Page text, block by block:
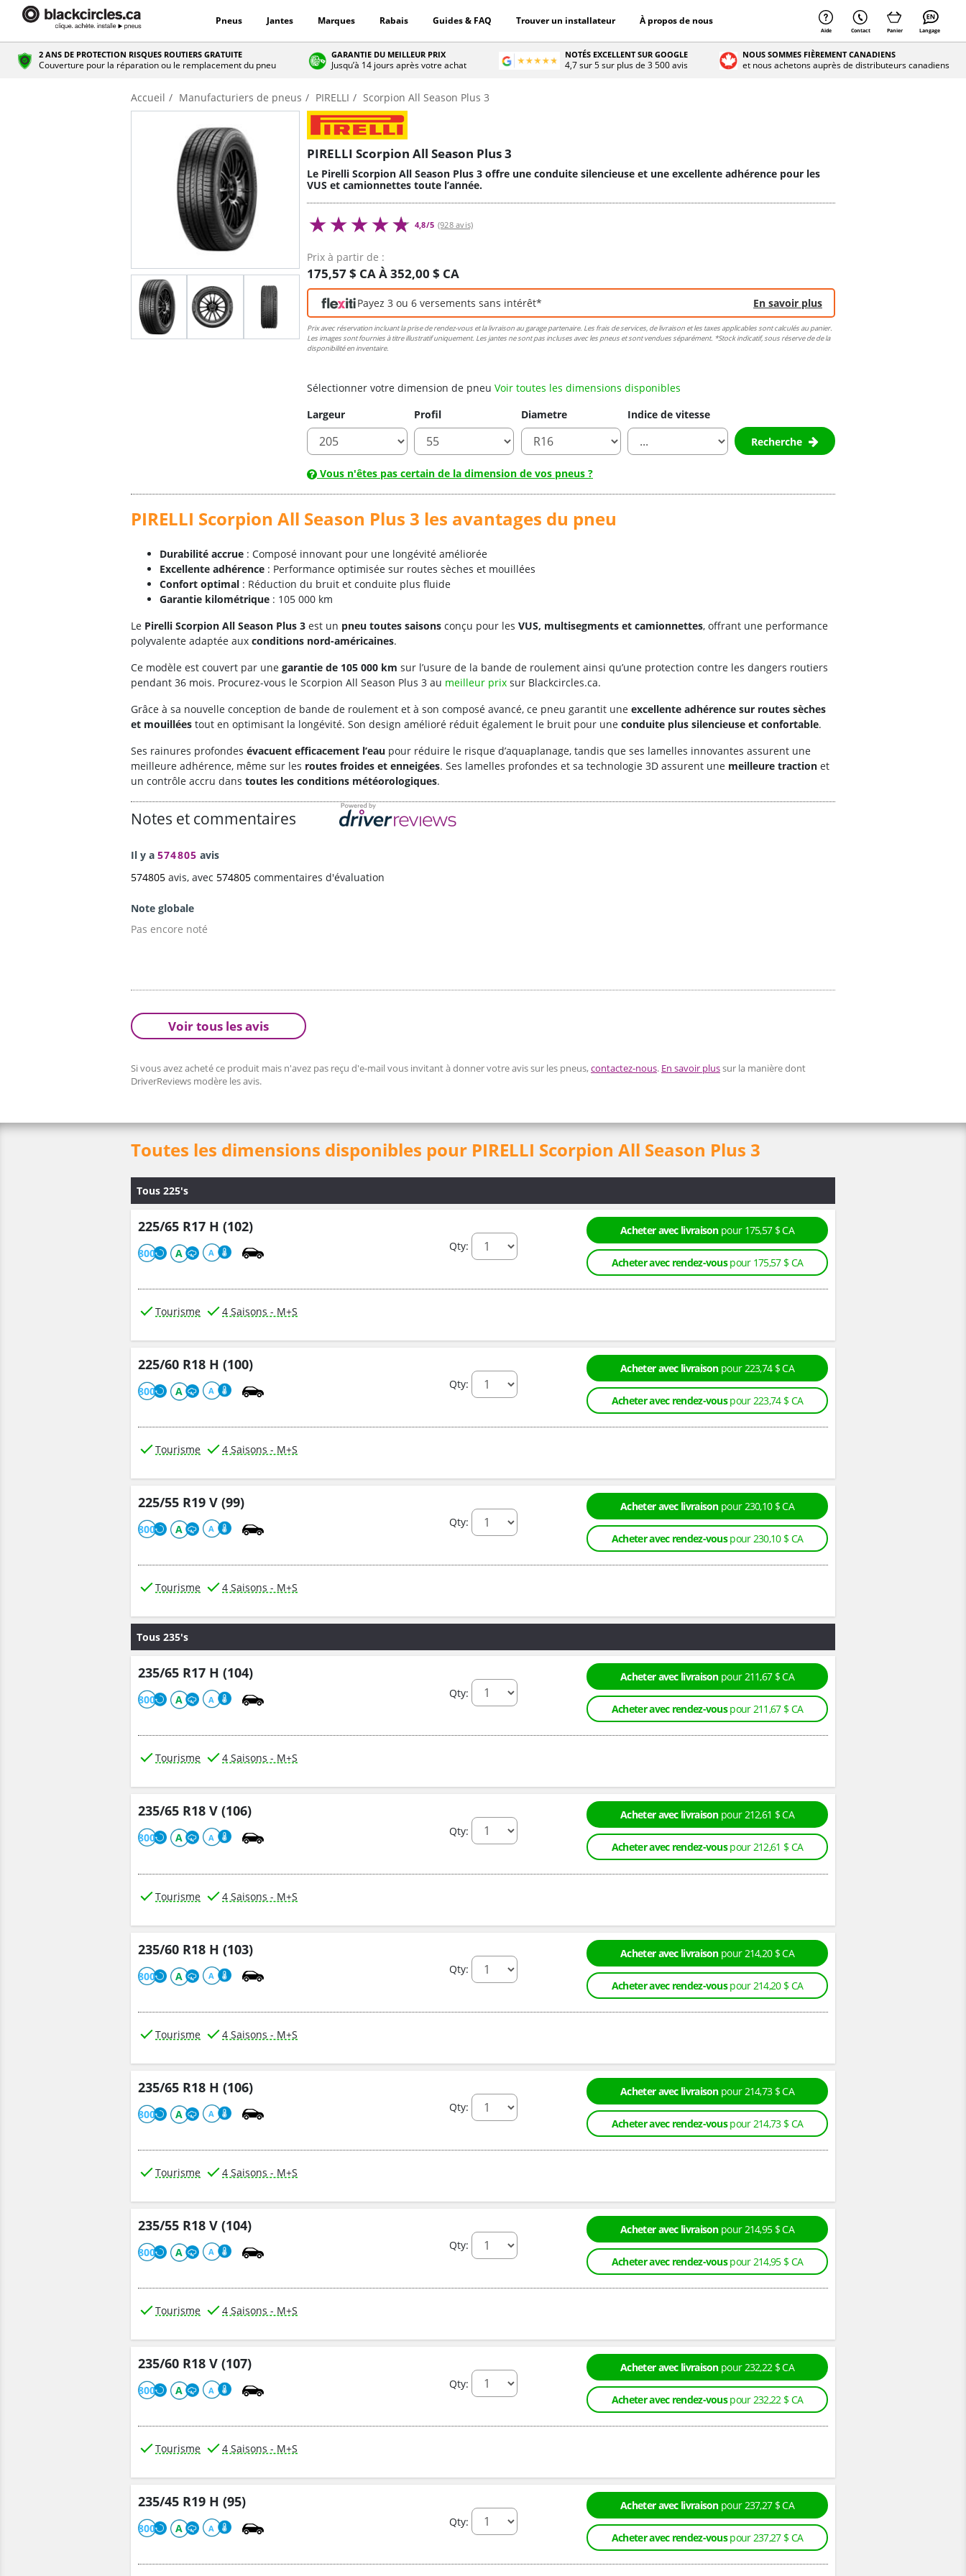
Pneus Jantes Marques Rabais Guides & FAQ Trouver un installateur À propos de nous
Aide Contact Panier Langage
2 ANS DE PROTECTION RISQUES ROUTIERS GRATUITE
Couverture pour la réparation ou le remplacement du pneu
GARANTIE DU MEILLEUR PRIX
Jusqu’à 14 jours après votre achat
NOTÉS EXCELLENT SUR GOOGLE
4,7 sur 5 sur plus de 3 500 avis
NOUS SOMMES FIÈREMENT CANADIENS
et nous achetons auprès de distributeurs canadiens
Accueil Manufacturiers de pneus PIRELLI Scorpion All Season Plus 3
PIRELLI Scorpion All Season Plus 3
Le Pirelli Scorpion All Season Plus 3 offre une conduite silencieuse et une excellente adhérence pour les
VUS et camionnettes toute l’année.
4,8/5 (928 avis)
Prix à partir de :
175,57 $ CA À 352,00 $ CA
Payez 3 ou 6 versements sans intérêt* En savoir plus
Prix avec réservation incluant la prise de rendez-vous et la livraison au garage partenaire. Les frais de services, de livraison et les taxes applicables sont calculés au panier.
Les images sont fournies à titre illustratif uniquement. Les jantes ne sont pas incluses avec les pneus et sont vendues séparément. *Stock indicatif, sous réserve de de la
disponibilité en inventaire.
Sélectionner votre dimension de pneu Voir toutes les dimensions disponibles
Largeur
Profil Diametre
Indice de vitesse
Recherche
Vous n'êtes pas certain de la dimension de vos pneus ?
PIRELLI Scorpion All Season Plus 3 les avantages du pneu
Durabilité accrue : Composé innovant pour une longévité améliorée
Excellente adhérence : Performance optimisée sur routes sèches et mouillées
Confort optimal : Réduction du bruit et conduite plus fluide
Garantie kilométrique : 105 000 km
Le Pirelli Scorpion All Season Plus 3 est un pneu toutes saisons conçu pour les VUS, multisegments et camionnettes, offrant une performance
polyvalente adaptée aux conditions nord-américaines.
Ce modèle est couvert par une garantie de 105 000 km sur l’usure de la bande de roulement ainsi qu’une protection contre les dangers routiers
pendant 36 mois. Procurez-vous le Scorpion All Season Plus 3 au meilleur prix sur Blackcircles.ca.
Grâce à sa nouvelle conception de bande de roulement et à son composé avancé, ce pneu garantit une excellente adhérence sur routes sèches
et mouillées tout en optimisant la longévité. Son design amélioré réduit également le bruit pour une conduite plus silencieuse et confortable.
Ses rainures profondes évacuent efficacement l’eau pour réduire le risque d’aquaplanage, tandis que ses lamelles innovantes assurent une
meilleure adhérence, même sur les routes froides et enneigées. Ses lamelles profondes et sa technologie 3D assurent une meilleure traction et
un contrôle accru dans toutes les conditions météorologiques.
Notes et commentaires
Il y a 574805 avis
574805 avis, avec 574805 commentaires d'évaluation
Note globale
Pas encore noté
Voir tous les avis
Si vous avez acheté ce produit mais n'avez pas reçu d'e-mail vous invitant à donner votre avis sur les pneus,contactez-nous. En savoir plussur la manière dont
DriverReviews modère les avis.
Toutes les dimensions disponibles pour PIRELLI Scorpion All Season Plus 3
Tous 225's
225/65 R17 H (102)
800 A A Qty:
Acheter avec livraison pour 175,57 $ CA
Acheter avec rendez-vouspour 175,57 $ CA
Tourisme 4 Saisons - M+S
225/60 R18 H (100)
800 A A Qty:
Acheter avec livraison pour 223,74 $ CA
Acheter avec rendez-vouspour 223,74 $ CA
Tourisme 4 Saisons - M+S
225/55 R19 V (99)
800 A A Qty:
Acheter avec livraison pour 230,10 $ CA
Acheter avec rendez-vouspour 230,10 $ CA
Tourisme 4 Saisons - M+S
Tous 235's
235/65 R17 H (104)
800 A A Qty:
Acheter avec livraison pour 211,67 $ CA
Acheter avec rendez-vouspour 211,67 $ CA
Tourisme 4 Saisons - M+S
235/65 R18 V (106)
800 A A Qty:
Acheter avec livraison pour 212,61 $ CA
Acheter avec rendez-vouspour 212,61 $ CA
Tourisme 4 Saisons - M+S
235/60 R18 H (103)
800 A A Qty:
Acheter avec livraison pour 214,20 $ CA
Acheter avec rendez-vouspour 214,20 $ CA
Tourisme 4 Saisons - M+S
235/65 R18 H (106)
800 A A Qty:
Acheter avec livraison pour 214,73 $ CA
Acheter avec rendez-vouspour 214,73 $ CA
Tourisme 4 Saisons - M+S
235/55 R18 V (104)
800 A A Qty:
Acheter avec livraison pour 214,95 $ CA
Acheter avec rendez-vouspour 214,95 $ CA
Tourisme 4 Saisons - M+S
235/60 R18 V (107)
800 A A Qty:
Acheter avec livraison pour 232,22 $ CA
Acheter avec rendez-vouspour 232,22 $ CA
Tourisme 4 Saisons - M+S
235/45 R19 H (95)
800 A A Qty:
Acheter avec livraison pour 237,27 $ CA
Acheter avec rendez-vouspour 237,27 $ CA